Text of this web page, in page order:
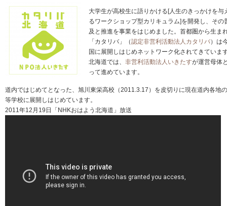
大学生が高校生に語りかける[人生のきっかけを与
るワークショップ型カリキュラム]を開発し、その
及と推進を事業をはじめました。首都圏から生ま
「カタリバ」（認定非営利活動法人カタリバ）は
国に展開しはじめネットワーク化されてきていま
北海道では、 非営利活動法人いきたすが運営母体
って進めています。
道内ではじめてとなった、旭川東栄高校（2011.3.17）を皮切りに現在道内各地
等学校に展開しはじめています。
2011年12月19日「NHKおはよう北海道」放送